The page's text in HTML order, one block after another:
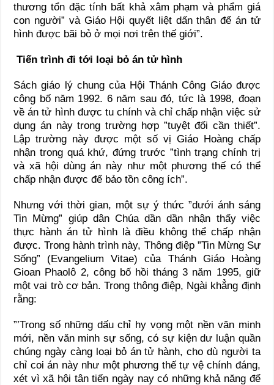
thương tổn đặc tính bất khả xâm phạm và phẩm giá
con người” và Giáo Hội quyết liệt dấn thân để án tử
hình được bãi bỏ ở mọi nơi trên thế giới”.
Tiến trình đi tới loại bỏ án tử hình
Sách giáo lý chung của Hội Thánh Công Giáo được
công bố năm 1992. 6 năm sau đó, tức là 1998, đoạn
về án tử hình được tu chính và chỉ chấp nhận việc sử
dụng án này trong trường hợp ”tuyệt đối cần thiết”.
Lập trường này được một số vị Giáo Hoàng chấp
nhận trong quá khứ, đứng trước ”tình trạng chính trị
và xã hội dùng án này như một phương thế có thể
chấp nhận được để bảo tồn công ích”.
Nhưng với thời gian, một sự ý thức ”dưới ánh sáng
Tin Mừng” giúp dân Chúa dần dần nhận thấy việc
thực hành án tử hình là điều không thể chấp nhận
được. Trong hành trình này, Thông điệp ”Tin Mừng Sự
Sống” (Evangelium Vitae) của Thánh Giáo Hoàng
Gioan Phaolô 2, công bố hồi tháng 3 năm 1995, giữ
một vai trò cơ bản. Trong thông điệp, Ngài khẳng định
rằng:
”’Trong số những dấu chỉ hy vọng một nền văn minh
mới, nền văn minh sự sống, có sự kiện dư luận quần
chúng ngày càng loại bỏ án tử hành, cho dù người ta
chỉ coi án này như một phương thế tự vệ chính đáng,
xét vì xã hội tân tiến ngày nay có những khả năng để